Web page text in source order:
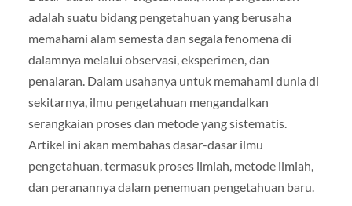
adalah suatu bidang pengetahuan yang berusaha
memahami alam semesta dan segala fenomena di
dalamnya melalui observasi, eksperimen, dan
penalaran. Dalam usahanya untuk memahami dunia di
sekitarnya, ilmu pengetahuan mengandalkan
serangkaian proses dan metode yang sistematis.
Artikel ini akan membahas dasar-dasar ilmu
pengetahuan, termasuk proses ilmiah, metode ilmiah,
dan peranannya dalam penemuan pengetahuan baru.